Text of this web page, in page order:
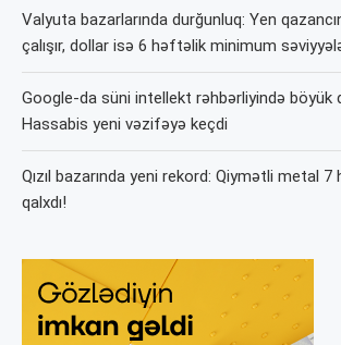
Valyuta bazarlarında durğunluq: Yen
çalışır, dollar isə 6 həftəlik minimum
Google-da süni intellekt rəhbərliyində böyük
Hassabis yeni vəzifəyə keçdi
Qızıl bazarında yeni rekord: Qiymətli metal
qalxdı!